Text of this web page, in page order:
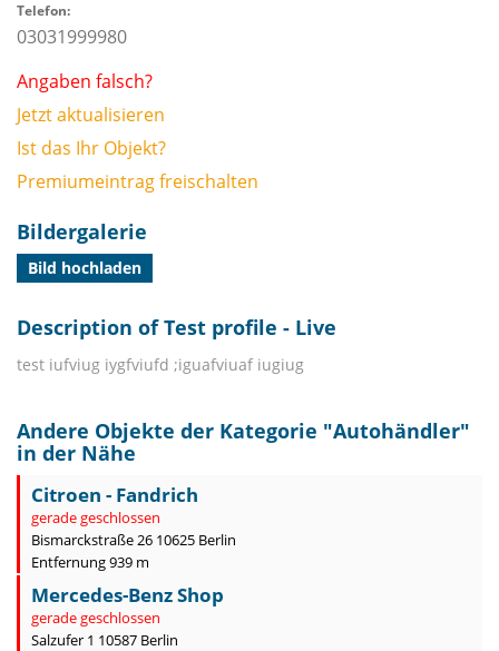
Telefon:
03031999980
Angaben falsch?
Jetzt aktualisieren
Ist das Ihr Objekt?
Premiumeintrag freischalten
Bildergalerie
Bild hochladen
Description of Test profile - Live
test iufviug iygfviufd ;iguafviuaf iugiug
Andere Objekte der Kategorie "Autohändler"
in der Nähe
Citroen - Fandrich
gerade geschlossen
Bismarckstraße 26 10625 Berlin
Entfernung 939 m
Mercedes-Benz Shop
gerade geschlossen
Salzufer 1 10587 Berlin